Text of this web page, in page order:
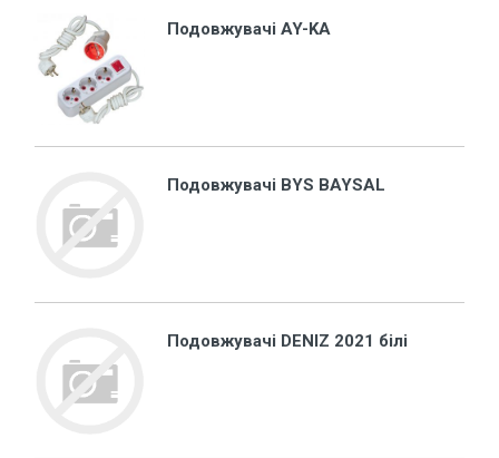
Подовжувачі AY-KA
Подовжувачі BYS BAYSAL
Подовжувачі DENIZ 2021 білі